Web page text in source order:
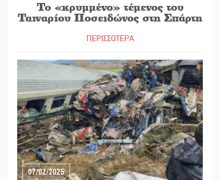
Το «κρυμμένο» τέμενος του
Ταιναρίου Ποσειδώνος στη Σπάρτη
ΠΕΡΙΣΣΟΤΕΡΑ
07/02/2025